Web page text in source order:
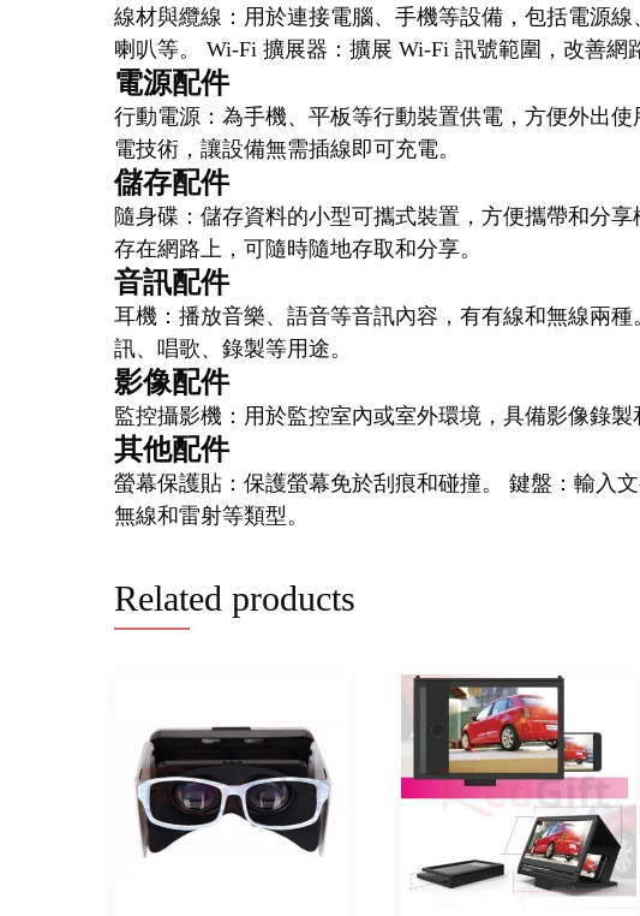
線材與纜線：用於連接電腦、手機等設備，包括電源
喇叭等。 Wi-Fi 擴展器：擴展 Wi-Fi 訊號範圍，改善網
電源配件
行動電源：為手機、平板等行動裝置供電，方便外出
電技術，讓設備無需插線即可充電。
儲存配件
隨身碟：儲存資料的小型可攜式裝置，方便攜帶和分
存在網路上，可隨時隨地存取和分享。
音訊配件
耳機：播放音樂、語音等音訊內容，有有線和無線兩
訊、唱歌、錄製等用途。
影像配件
監控攝影機：用於監控室內或室外環境，具備影像錄
其他配件
螢幕保護貼：保護螢幕免於刮痕和碰撞。 鍵盤：輸入
無線和雷射等類型。
Related products